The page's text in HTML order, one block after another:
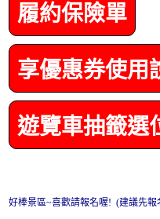
履約保險單
享優惠券使用
遊覽車抽籤選
好棒景區~喜歡請報名喔! (建議先報